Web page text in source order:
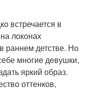
встречается в
локонах
раннем детстве. Но
многие девушки,
яркий образ.
оттенков,